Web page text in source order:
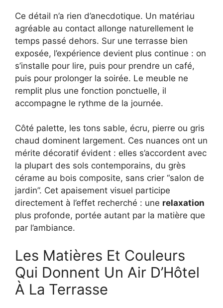
Ce détail n’a rien d’anecdotique. Un matériau
agréable au contact allonge naturellement le
temps passé dehors. Sur une terrasse bien
exposée, l’expérience devient plus continue : on
s’installe pour lire, puis pour prendre un café,
puis pour prolonger la soirée. Le meuble ne
remplit plus une fonction ponctuelle, il
accompagne le rythme de la journée.
Côté palette, les tons sable, écru, pierre ou gris
chaud dominent largement. Ces nuances ont un
mérite décoratif évident : elles s’accordent avec
la plupart des sols contemporains, du grès
cérame au bois composite, sans crier “salon de
jardin”. Cet apaisement visuel participe
directement à l’effet recherché : une relaxation
plus profonde, portée autant par la matière que
par l’ambiance.
Les Matières Et Couleurs
Qui Donnent Un Air D’Hôtel
À La Terrasse